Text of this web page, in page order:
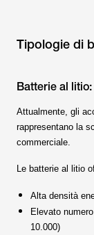
Tipologie di
Batterie al
Attualmente, gli
rappresentano la
commerciale.
Le batterie al litio
Alta densità
Elevato
10.000)